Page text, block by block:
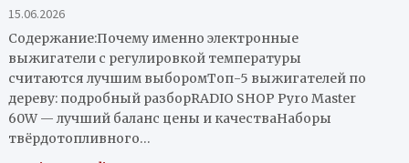
15.06.2026
Содержание:Почему именно электронные
выжигатели с регулировкой температуры
считаются лучшим выборомТоп-5 выжигателей по
дереву: подробный разборRADIO SHOP Pyro Master
60W — лучший баланс цены и качестваНаборы
твёрдотопливного…